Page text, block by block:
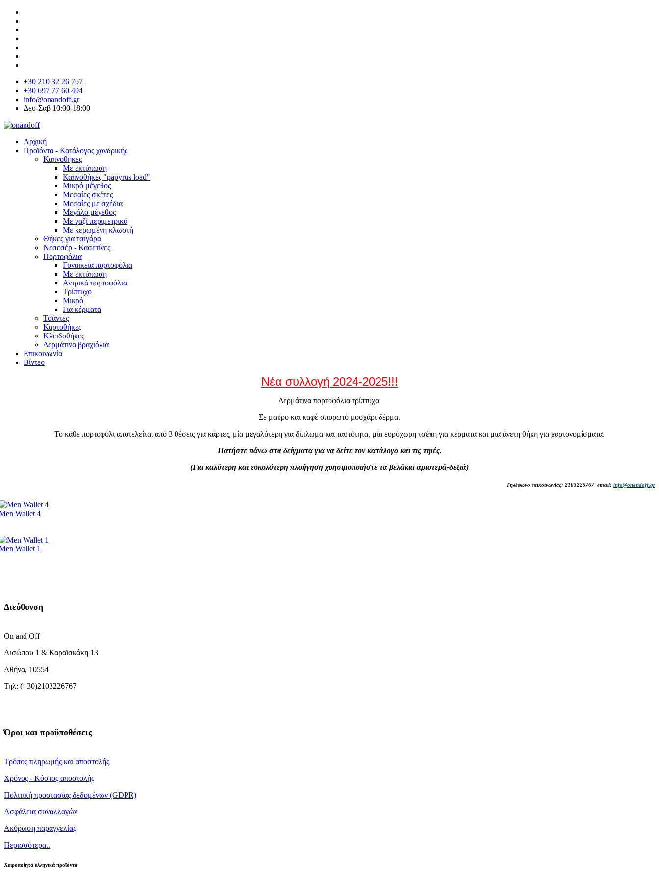
+30 210 32 26 767
+30 697 77 60 404
info@onandoff.gr
Δευ-Σαβ 10:00-18:00
Αρχική
Προϊόντα - Κατάλογος χονδρικής
Καπνοθήκες
Με εκτύπωση
Καπνοθήκες "papyrus load"
Μικρό μέγεθος
Μεσαίες σκέτες
Μεσαίες με σχέδια
Μεγάλο μέγεθος
Με γαζί περιμετρικά
Με κερωμένη κλωστή
Θήκες για τσιγάρα
Νεσεσέρ - Κασετίνες
Πορτοφόλια
Γυναικεία πορτοφόλια
Με εκτύπωση
Αντρικά πορτοφόλια
Τρίπτυχο
Μικρό
Για κέρματα
Τσάντες
Καρτοθήκες
Κλειδοθήκες
Δερμάτινα βραχιόλια
Επικοινωνία
Βίντεο
Νέα συλλογή 2024-2025!!!
Δερμάτινα πορτοφόλια τρίπτυχα.
Σε μαύρο και καφέ σπυρωτό μοσχάρι δέρμα.
Το κάθε πορτοφόλι αποτελείται από 3 θέσεις για κάρτες, μία μεγαλύτερη για δίπλωμα και ταυτότητα, μία ευρύχωρη τσέπη για κέρματα και μια άνετη θήκη για χαρτονομίσματα.
Πατήστε πάνω στα δείγματα για να δείτε τον κατάλογο και τις τιμές.
(Για καλύτερη και ευκολότερη πλοήγηση χρησιμοποιήστε τα βελάκια αριστερά-δεξιά)
Τηλέφωνο επικοινωνίας: 2103226767 email: info@onandoff.gr
Wallet 4
Wallet 1
Διεύθυνση
On and Off
Αισώπου 1 & Καραϊσκάκη 13
Αθήνα, 10554
Τηλ: (+30)2103226767
Όροι και προϋποθέσεις
Τρόπος πληρωμής και αποστολής
Χρόνος - Κόστος αποστολής
Πολιτική προστασίας δεδομένων (GDPR)
Ασφάλεια συναλλαγών
Ακύρωση παραγγελίας
Περισσότερα..
Χειροποίητα ελληνικά προϊόντα